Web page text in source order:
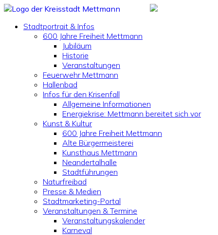
Stadtportrait & Infos
600 Jahre Freiheit Mettmann
Jubiläum
Historie
Veranstaltungen
Feuerwehr Mettmann
Hallenbad
Infos für den Krisenfall
Allgemeine Informationen
Energiekrise: Mettmann bereitet sich vor
Kunst & Kultur
600 Jahre Freiheit Mettmann
Alte Bürgermeisterei
Kunsthaus Mettmann
Neandertalhalle
Stadtführungen
Naturfreibad
Presse & Medien
Stadtmarketing-Portal
Veranstaltungen & Termine
Veranstaltungskalender
Karneval